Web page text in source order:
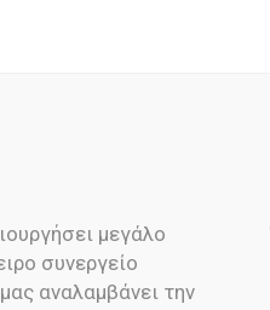
μεγάλο
συνεργείο
αναλαμβάνει την